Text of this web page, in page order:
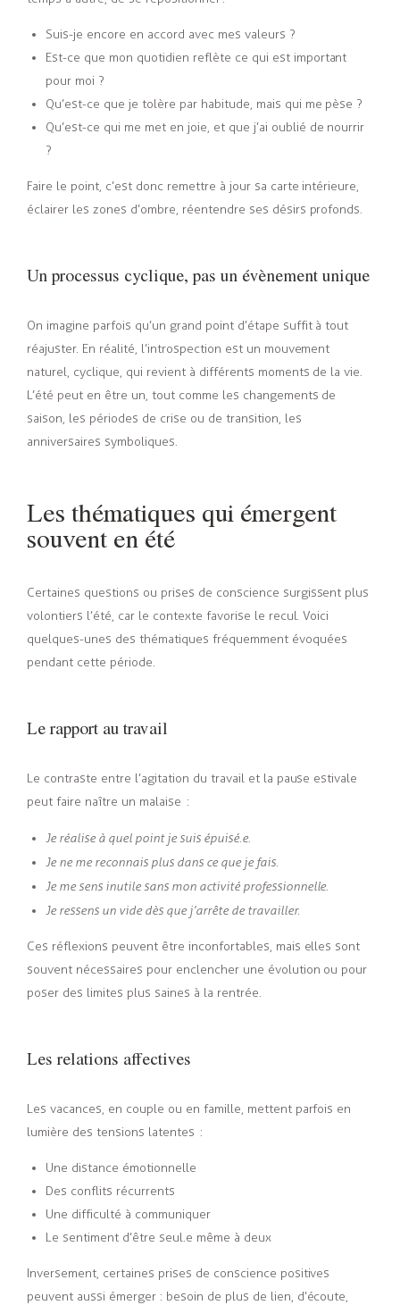
Suis-je encore en accord avec mes valeurs ?
Est-ce que mon quotidien reflète ce qui est important
pour moi ?
Qu’est-ce que je tolère par habitude, mais qui me pèse ?
Qu’est-ce qui me met en joie, et que j’ai oublié de nourrir
?
Faire le point, c’est donc remettre à jour sa carte intérieure,
éclairer les zones d’ombre, réentendre ses désirs profonds.
Un processus cyclique, pas un évènement unique
On imagine parfois qu’un grand point d’étape suffit à tout
réajuster. En réalité, l’introspection est un mouvement
naturel, cyclique, qui revient à différents moments de la vie.
L’été peut en être un, tout comme les changements de
saison, les périodes de crise ou de transition, les
anniversaires symboliques.
Les thématiques qui émergent
souvent en été
Certaines questions ou prises de conscience surgissent plus
volontiers l’été, car le contexte favorise le recul. Voici
quelques-unes des thématiques fréquemment évoquées
pendant cette période.
Le rapport au travail
Le contraste entre l’agitation du travail et la pause estivale
peut faire naître un malaise :
Je réalise à quel point je suis épuisé.e.
Je ne me reconnais plus dans ce que je fais.
Je me sens inutile sans mon activité professionnelle.
Je ressens un vide dès que j’arrête de travailler.
Ces réflexions peuvent être inconfortables, mais elles sont
souvent nécessaires pour enclencher une évolution ou pour
poser des limites plus saines à la rentrée.
Les relations affectives
Les vacances, en couple ou en famille, mettent parfois en
lumière des tensions latentes :
Une distance émotionnelle
Des conflits récurrents
Une difficulté à communiquer
Le sentiment d’être seul.e même à deux
Inversement, certaines prises de conscience positives
peuvent aussi émerger : besoin de plus de lien, d’écoute,